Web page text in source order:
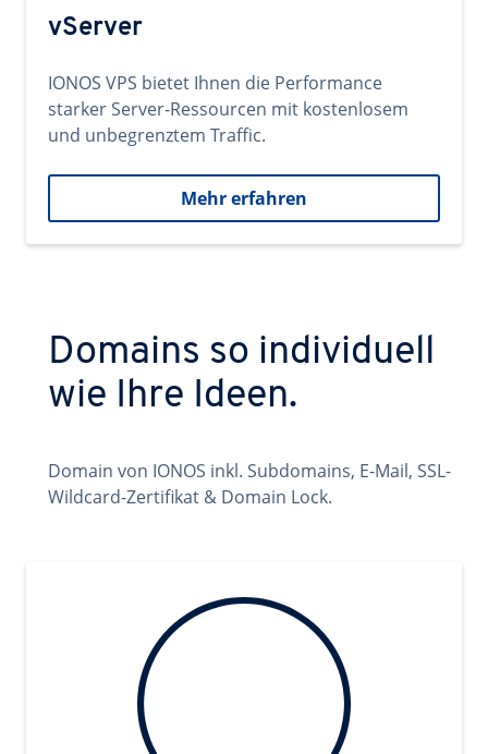
vServer
IONOS VPS bietet Ihnen die Performance
starker Server-Ressourcen mit kostenlosem
und unbegrenztem Traffic.
Mehr erfahren
Domains so individuell
wie Ihre Ideen.
Domain von IONOS inkl. Subdomains, E-Mail, SSL-
Wildcard-Zertifikat & Domain Lock.